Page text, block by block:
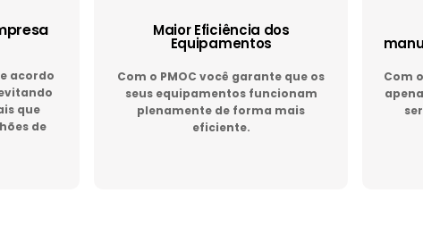
acordo
que
de
Maior Eficiência dos
Equipamentos
Com o PMOC você garante que os
seus equipamentos funcionam
plenamente de forma mais
eficiente.
Com